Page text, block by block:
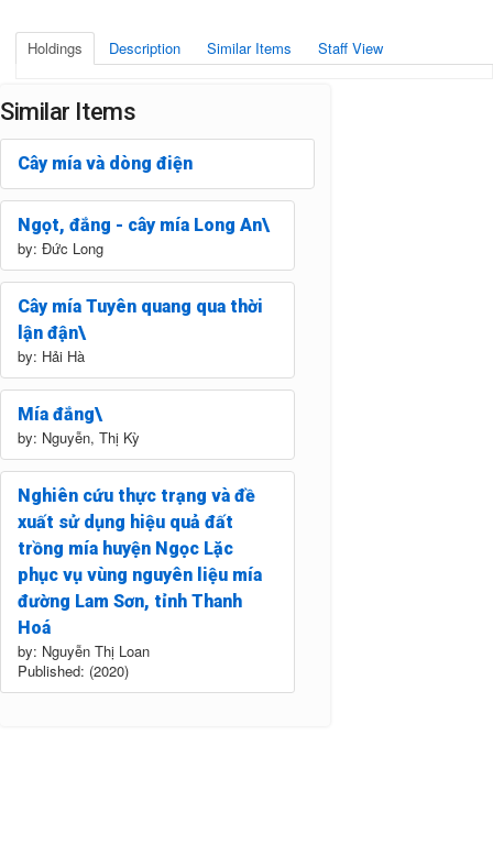
Holdings Description Similar Items Staff View
Similar Items
Cây mía và dòng điện
Ngọt, đắng - cây mía Long An\
by: Đức Long
Cây mía Tuyên quang qua thời
lận đận\
by: Hải Hà
Mía đắng\
by: Nguyễn, Thị Kỳ
Nghiên cứu thực trạng và đề
xuất sử dụng hiệu quả đất
trồng mía huyện Ngọc Lặc
phục vụ vùng nguyên liệu mía
đường Lam Sơn, tỉnh Thanh
Hoá
by: Nguyễn Thị Loan
Published: (2020)